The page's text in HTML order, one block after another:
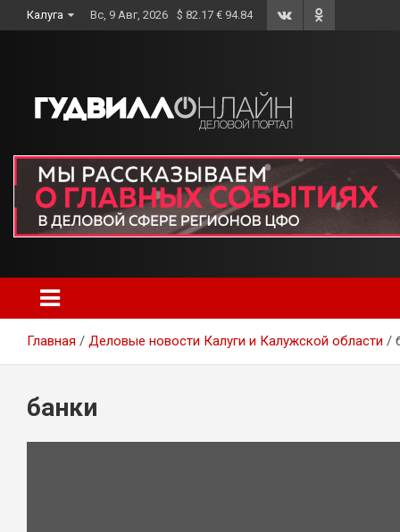
to
Калуга Вс, 9 Авг, 2026 $ 82.17 € 94.84
Главная Деловые новости Калуги и Калужской области
банки